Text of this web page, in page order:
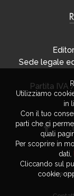
Sede legale
Partita IVA
Utilizziamo
in
Con il tuo
parti che ci
quali
Per scoprire in
dati,
Cliccando sul
cookie,